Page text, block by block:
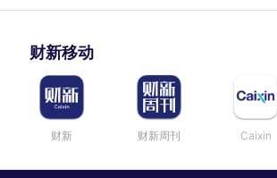
财新移动
财新 财新周刊 Caixin